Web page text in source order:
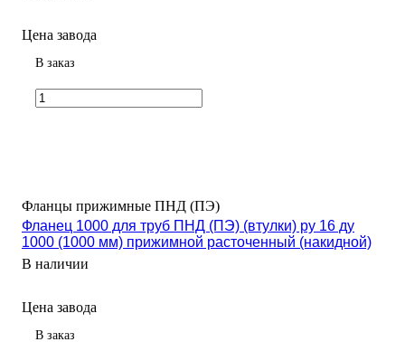
Цена завода
В заказ
Фланцы прижимные ПНД (ПЭ)
Фланец 1000 для труб ПНД (ПЭ) (втулки) ру 16 ду
1000 (1000 мм) прижимной расточенный (накидной)
В наличии
Цена завода
В заказ